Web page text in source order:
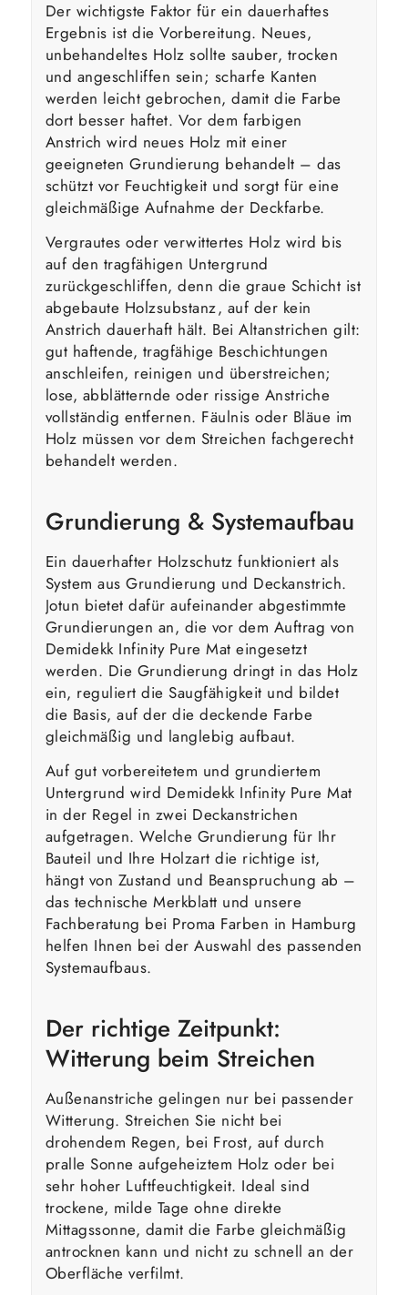
Der wichtigste Faktor für ein dauerhaftes
Ergebnis ist die Vorbereitung. Neues,
unbehandeltes Holz sollte sauber, trocken
und angeschliffen sein; scharfe Kanten
werden leicht gebrochen, damit die Farbe
dort besser haftet. Vor dem farbigen
Anstrich wird neues Holz mit einer
geeigneten Grundierung behandelt – das
schützt vor Feuchtigkeit und sorgt für eine
gleichmäßige Aufnahme der Deckfarbe.
Vergrautes oder verwittertes Holz wird bis
auf den tragfähigen Untergrund
zurückgeschliffen, denn die graue Schicht ist
abgebaute Holzsubstanz, auf der kein
Anstrich dauerhaft hält. Bei Altanstrichen gilt:
gut haftende, tragfähige Beschichtungen
anschleifen, reinigen und überstreichen;
lose, abblätternde oder rissige Anstriche
vollständig entfernen. Fäulnis oder Bläue im
Holz müssen vor dem Streichen fachgerecht
behandelt werden.
Grundierung & Systemaufbau
Ein dauerhafter Holzschutz funktioniert als
System aus Grundierung und Deckanstrich.
Jotun bietet dafür aufeinander abgestimmte
Grundierungen an, die vor dem Auftrag von
Demidekk Infinity Pure Mat eingesetzt
werden. Die Grundierung dringt in das Holz
ein, reguliert die Saugfähigkeit und bildet
die Basis, auf der die deckende Farbe
gleichmäßig und langlebig aufbaut.
Auf gut vorbereitetem und grundiertem
Untergrund wird Demidekk Infinity Pure Mat
in der Regel in zwei Deckanstrichen
aufgetragen. Welche Grundierung für Ihr
Bauteil und Ihre Holzart die richtige ist,
hängt von Zustand und Beanspruchung ab –
das technische Merkblatt und unsere
Fachberatung bei Proma Farben in Hamburg
helfen Ihnen bei der Auswahl des passenden
Systemaufbaus.
Der richtige Zeitpunkt:
Witterung beim Streichen
Außenanstriche gelingen nur bei passender
Witterung. Streichen Sie nicht bei
drohendem Regen, bei Frost, auf durch
pralle Sonne aufgeheiztem Holz oder bei
sehr hoher Luftfeuchtigkeit. Ideal sind
trockene, milde Tage ohne direkte
Mittagssonne, damit die Farbe gleichmäßig
antrocknen kann und nicht zu schnell an der
Oberfläche verfilmt.